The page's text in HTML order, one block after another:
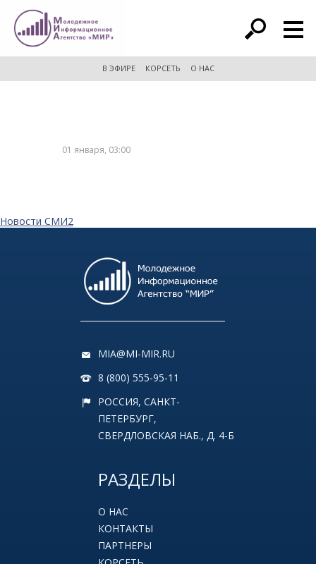
расширенный поиск
В ЭФИРЕ КОРСЕТЬ О НАС
01 января, 03:00
Новости СМИ2
MIA@MI-MIR.RU
8 (800) 555-95-11
РОССИЯ, САНКТ-
ПЕТЕРБУРГ,
СВЕРДЛОВСКАЯ НАБ., Д. 4-Б
РАЗДЕЛЫ
О НАС
КОНТАКТЫ
ПАРТНЕРЫ